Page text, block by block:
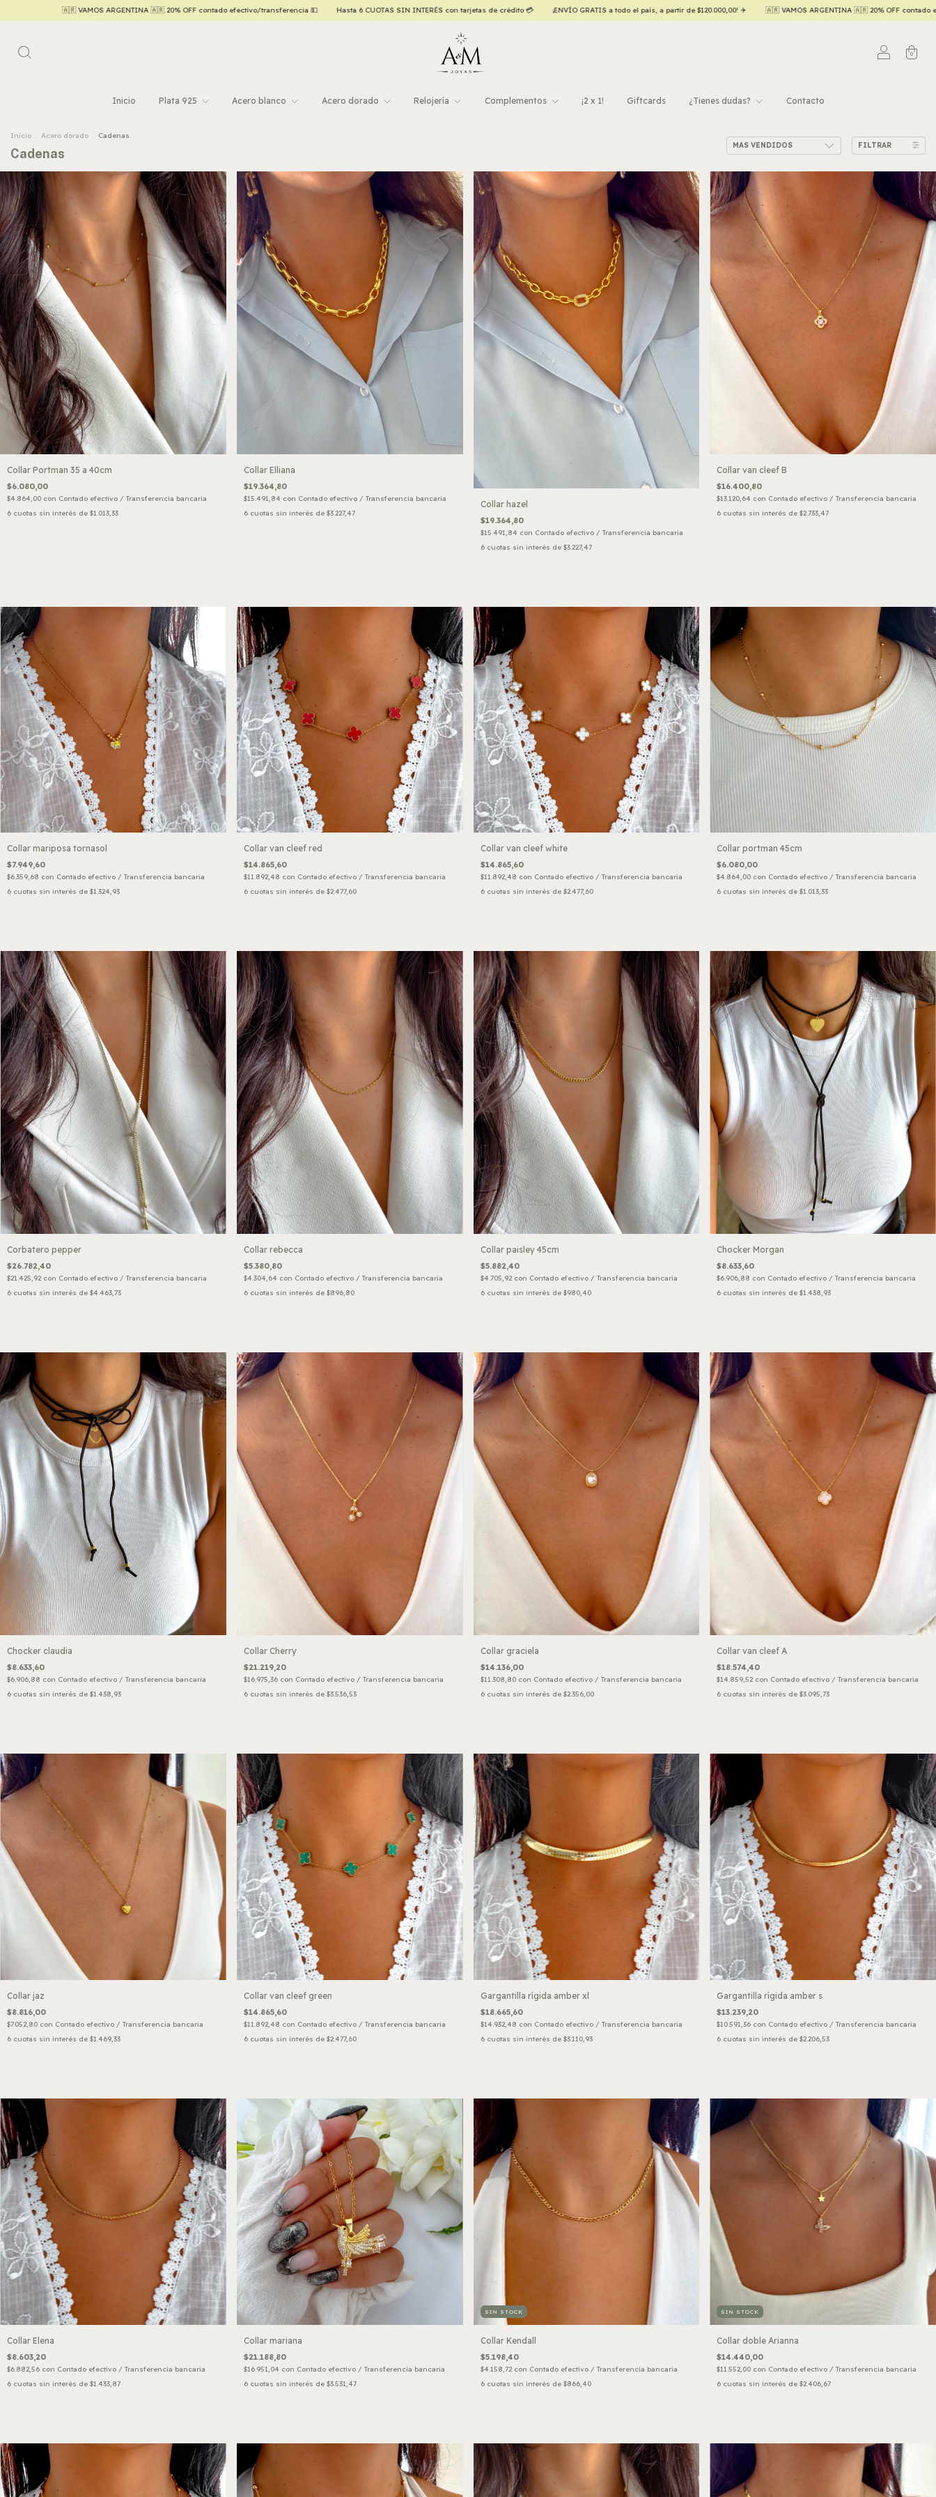
efectivo/transferencia 💵 Hasta 6 CUOTAS SIN INTERÉS con tarjetas de crédito 💳 ¡ENVÍO GRATIS a todo el país, a partir de $120.000,00! ✈️ 🇦🇷 VAMOS ARGENTINA 🇦🇷 20% OFF contado efectivo/transferencia 💵 Hasta 6 CUOTAS SIN INTERÉS
0
Inicio Plata 925 Acero blanco Acero dorado Relojería Complementos ¡2 x 1! Giftcards ¿Tienes dudas? Contacto
Inicio . Acero dorado . Cadenas
Cadenas
FILTRAR
Collar Portman 35 a 40cm
$6.080,00
$4.864,00 con Contado efectivo / Transferencia bancaria
6 cuotas sin interés de $1.013,33
Collar Elliana
$19.364,80
$15.491,84 con Contado efectivo / Transferencia bancaria
6 cuotas sin interés de $3.227,47
Collar hazel
$19.364,80
$15.491,84 con Contado efectivo / Transferencia bancaria
6 cuotas sin interés de $3.227,47
Collar van cleef B
$16.400,80
$13.120,64 con Contado efectivo / Transferencia bancaria
6 cuotas sin interés de$2.733,47
Collar mariposa tornasol
$7.949,60
$6.359,68 con Contado efectivo / Transferencia bancaria
6 cuotas sin interés de $1.324,93
Collar van cleef red
$14.865,60
$11.892,48 con Contado efectivo / Transferencia bancaria
6 cuotas sin interés de $2.477,60
Collar van cleef white
$14.865,60
$11.892,48 con Contado efectivo / Transferencia bancaria
6 cuotas sin interés de $2.477,60
Collar portman 45cm
$6.080,00
$4.864,00 con Contado efectivo / Transferencia bancaria
6 cuotas sin interés de$1.013,33
Corbatero pepper
$26.782,40
$21.425,92 con Contado efectivo / Transferencia bancaria
6 cuotas sin interés de $4.463,73
Collar rebecca
$5.380,80
$4.304,64 con Contado efectivo / Transferencia bancaria
6 cuotas sin interés de $896,80
Collar paisley 45cm
$5.882,40
$4.705,92 con Contado efectivo / Transferencia bancaria
6 cuotas sin interés de $980,40
Chocker Morgan
$8.633,60
$6.906,88 con Contado efectivo / Transferencia bancaria
6 cuotas sin interés de$1.438,93
Chocker claudia
$8.633,60
$6.906,88 con Contado efectivo / Transferencia bancaria
6 cuotas sin interés de $1.438,93
Collar Cherry
$21.219,20
$16.975,36 con Contado efectivo / Transferencia bancaria
6 cuotas sin interés de $3.536,53
Collar graciela
$14.136,00
$11.308,80 con Contado efectivo / Transferencia bancaria
6 cuotas sin interés de $2.356,00
Collar van cleef A
$18.574,40
$14.859,52 con Contado efectivo / Transferencia bancaria
6 cuotas sin interés de$3.095,73
Collar jaz
$8.816,00
$7.052,80 con Contado efectivo / Transferencia bancaria
6 cuotas sin interés de $1.469,33
Collar van cleef green
$14.865,60
$11.892,48 con Contado efectivo / Transferencia bancaria
6 cuotas sin interés de $2.477,60
Gargantilla rígida amber xl
$18.665,60
$14.932,48 con Contado efectivo / Transferencia bancaria
6 cuotas sin interés de $3.110,93
Gargantilla rígida amber s
$13.239,20
$10.591,36 con Contado efectivo / Transferencia bancaria
6 cuotas sin interés de$2.206,53
Collar Elena
$8.603,20
$6.882,56 con Contado efectivo / Transferencia bancaria
6 cuotas sin interés de $1.433,87
Collar mariana
$21.188,80
$16.951,04 con Contado efectivo / Transferencia bancaria
6 cuotas sin interés de $3.531,47
SIN STOCK
Collar Kendall
$5.198,40
$4.158,72 con Contado efectivo / Transferencia bancaria
6 cuotas sin interés de $866,40
SIN STOCK
Collar doble Arianna
$14.440,00
$11.552,00 con Contado efectivo / Transferencia bancaria
6 cuotas sin interés de$2.406,67